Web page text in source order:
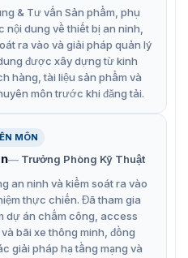
DS-2CD63C2F-I(V)(S)
12MP DS-
& Tư vấn Sản phẩm, phụ
dung về thiết bị an ninh,
ra vào và giải pháp quản lý
được xây dựng từ kinh
hàng, tài liệu sản phẩm và
môn trước khi đăng tải.
MÔN
Trưởng Phòng Kỹ Thuật
an ninh và kiểm soát ra vào
thực chiến. Đã tham gia
dự án chấm công, access
bãi xe thông minh, đồng
giải pháp hạ tầng mạng và